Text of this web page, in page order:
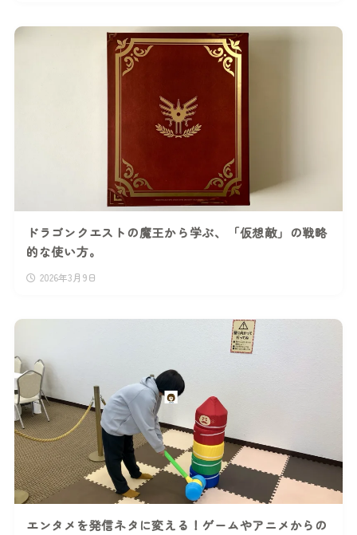
ドラゴンクエストの魔王から学ぶ、「仮想敵」の戦略
的な使い方。
2026年3月9日
エンタメを発信ネタに変える！ゲームやアニメからの